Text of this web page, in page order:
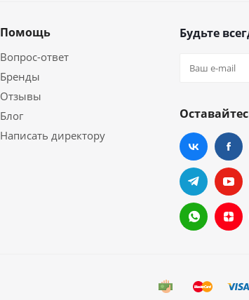
Помощь
Вопрос-ответ
Бренды
Отзывы
Блог
Написать директору
Будьте